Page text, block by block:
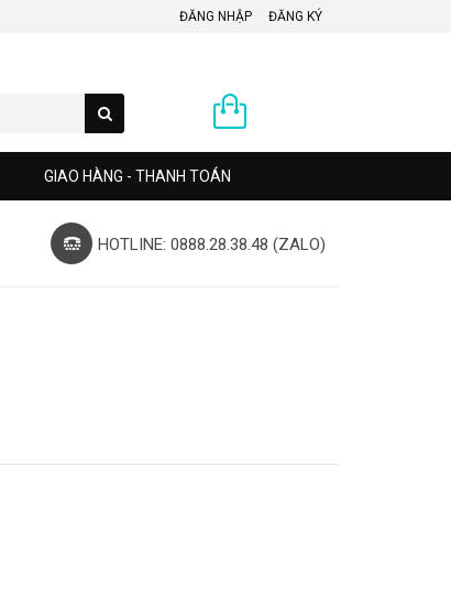
ĐĂNG NHẬP ĐĂNG KÝ
GIAO HÀNG - THANH TOÁN
HOTLINE: 0888.28.38.48 (ZALO)